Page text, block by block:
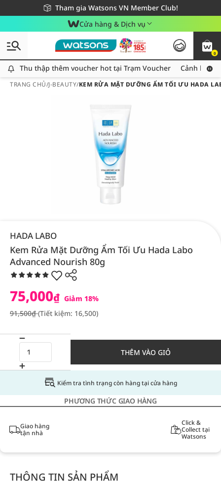
Tham gia Watsons VN Member Club!
Miễn phí giao hàng cho đơn hàng từ 249,000Đ
Giao hàng nhanh 24h - Áp dụng khu vực TP. Hồ Chí Minh
Cửa hàng & Dịch vụ
0
Thu thập thêm voucher hot tại Trạm Voucher
Thu thập thêm voucher hot tại Trạm Voucher Cảnh báo
TRANG CHỦ/J-BEAUTY/KEM RỬA MẶT DƯỠNG ẨM TỐI ƯU HADA
HADA LABO
Kem Rửa Mặt Dưỡng Ẩm Tối Ưu Hada Labo
Advanced Nourish 80g
75,000₫ Giảm 18%
91,500₫(Tiết kiệm: 16,500)
THÊM VÀO GIỎ
Kiểm tra tình trạng còn hàng tại cửa hàng
PHƯƠNG THỨC GIAO HÀNG
Giao hàng
tận nhà
Click &
Collect tại
Watsons
THÔNG TIN SẢN PHẨM